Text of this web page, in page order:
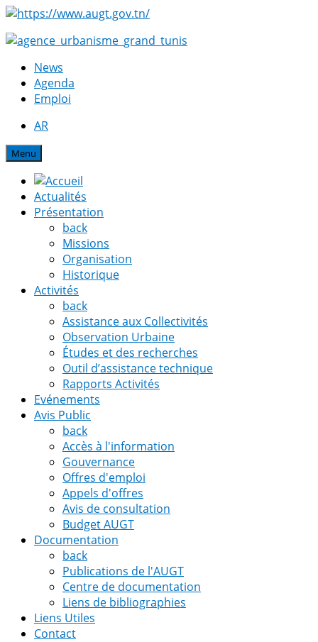
News
Agenda
Emploi
AR
Menu
Actualités
Présentation
back
Missions
Organisation
Historique
Activités
back
Assistance aux Collectivités
Observation Urbaine
Études et des recherches
Outil d’assistance technique
Rapports Activités
Evénements
Avis Public
back
Accès à l'information
Gouvernance
Offres d'emploi
Appels d'offres
Avis de consultation
Budget AUGT
Documentation
back
Publications de l'AUGT
Centre de documentation
Liens de bibliographies
Liens Utiles
Contact